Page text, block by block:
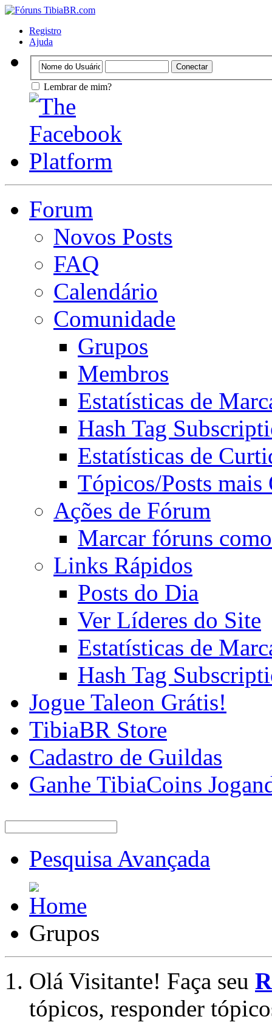
Registro
Ajuda
Lembrar de mim?
Forum
Novos Posts
FAQ
Calendário
Comunidade
Grupos
Membros
Estatísticas de
Hash Tag
Estatísticas de
Tópicos/Posts mais
Ações de Fórum
Marcar fóruns
Links Rápidos
Posts do Dia
Ver Líderes do Site
Estatísticas de
Hash Tag
Jogue Taleon Grátis!
TibiaBR Store
Cadastro de Guildas
Ganhe TibiaCoins
Pesquisa Avançada
Grupos
Olá Visitante! Faça seu
tópicos, responder